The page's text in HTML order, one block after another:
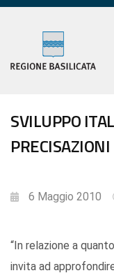
SVILUPPO
6 Maggio 2010
“In relazione a
invita ad